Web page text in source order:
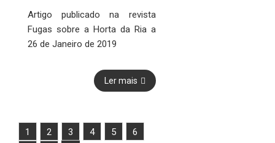
Artigo publicado na revista
Fugas sobre a Horta da Ria a
26 de Janeiro de 2019
Ler mais
1 2 3 4 5
6